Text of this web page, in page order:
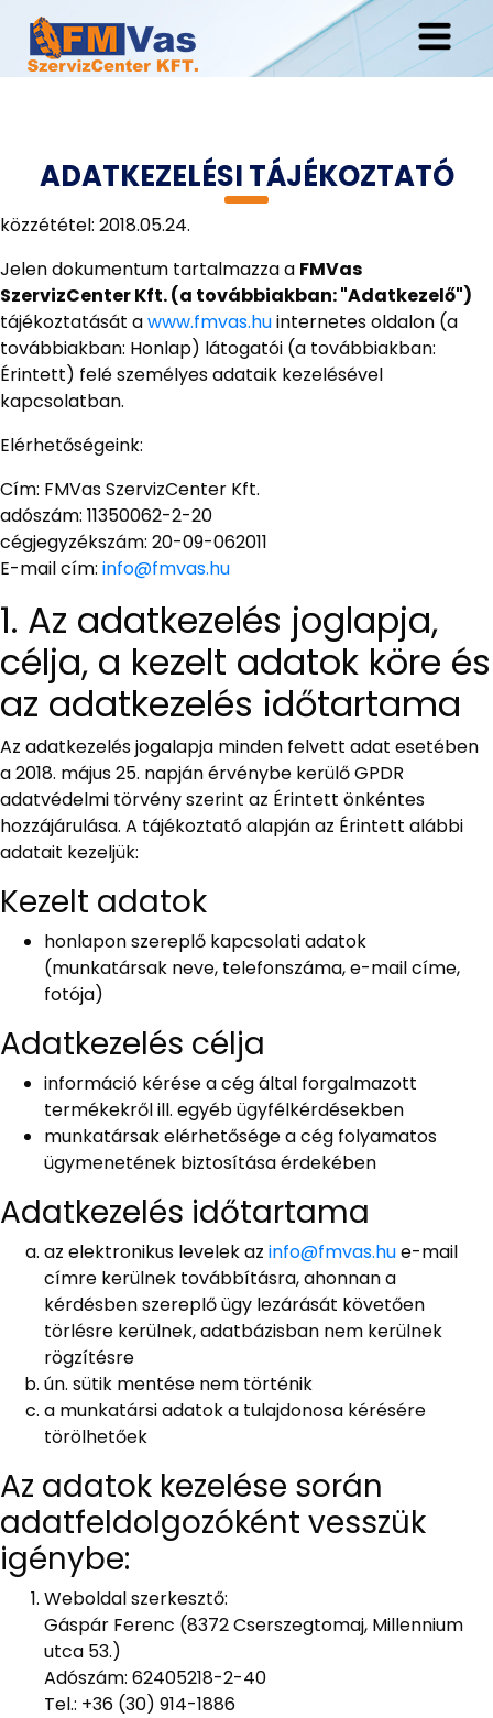
ADATKEZELÉSI TÁJÉKOZTATÓ
közzététel: 2018.05.24.
Jelen dokumentum tartalmazza a FMVas
SzervizCenter Kft. (a továbbiakban: "Adatkezelő")
tájékoztatását awww.fmvas.huinternetes oldalon (a
továbbiakban: Honlap) látogatói (a továbbiakban:
Érintett) felé személyes adataik kezelésével
kapcsolatban.
Elérhetőségeink:
Cím: FMVas SzervizCenter Kft.
adószám: 11350062-2-20
cégjegyzékszám: 20-09-062011
E-mail cím: info@fmvas.hu
1. Az adatkezelés joglapja,
célja, a kezelt adatok köre és
az adatkezelés időtartama
Az adatkezelés jogalapja minden felvett adat esetében
a 2018. május 25. napján érvénybe kerülő GPDR
adatvédelmi törvény szerint az Érintett önkéntes
hozzájárulása. A tájékoztató alapján az Érintett alábbi
adatait kezeljük:
Kezelt adatok
honlapon szereplő kapcsolati adatok
(munkatársak neve, telefonszáma, e-mail címe,
fotója)
Adatkezelés célja
információ kérése a cég által forgalmazott
termékekről ill. egyéb ügyfélkérdésekben
munkatársak elérhetősége a cég folyamatos
ügymenetének biztosítása érdekében
Adatkezelés időtartama
az elektronikus levelek az info@fmvas.hue-mail
címre kerülnek továbbításra, ahonnan a
kérdésben szereplő ügy lezárását követően
törlésre kerülnek, adatbázisban nem kerülnek
rögzítésre
ún. sütik mentése nem történik
a munkatársi adatok a tulajdonosa kérésére
törölhetőek
Az adatok kezelése során
adatfeldolgozóként vesszük
igénybe:
Weboldal szerkesztő:
Gáspár Ferenc (8372 Cserszegtomaj, Millennium
utca 53.)
Adószám: 62405218-2-40
Tel.: +36 (30) 914-1886